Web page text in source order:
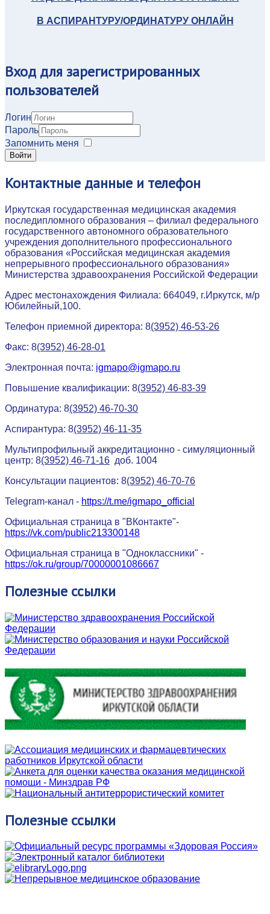
В АСПИРАНТУРУ/ОРДИНАТУРУ ОНЛАЙН
Вход для зарегистрированных
пользователей
Логин
Пароль
Запомнить меня
Войти
Контактные данные и телефон
Иркутская государственная медицинская академия
последипломного образования – филиал федерального
государственного автономного образовательного
учреждения дополнительного профессионального
образования «Российская медицинская академия
непрерывного профессионального образования»
Министерства здравоохранения Российской Федерации
Адрес местонахождения Филиала: 664049, г.Иркутск, м/р
Юбилейный,100.
Телефон приемной директора: 8(3952) 46-53-26
Факс: 8(3952) 46-28-01
Электронная почта: igmapo@igmapo.ru
Повышение квалификации: 8(3952) 46-83-39
Ординатура: 8(3952) 46-70-30
Аспирантура: 8(3952) 46-11-35
Мультипрофильный аккредитационно - симуляционный
центр: 8(3952) 46-71-16 доб. 1004
Консультации пациентов: 8(3952) 46-70-76
Telegram-канал - https://t.me/igmapo_official
Официальная страница в "ВКонтакте"-
https://vk.com/public213300148
Официальная страница в "Одноклассники" -
https://ok.ru/group/70000001086667
Полезные ссылки
Полезные ссылки